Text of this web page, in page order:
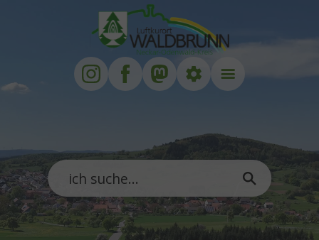
Zum Hauptinhalt springen
Zum Footer springen